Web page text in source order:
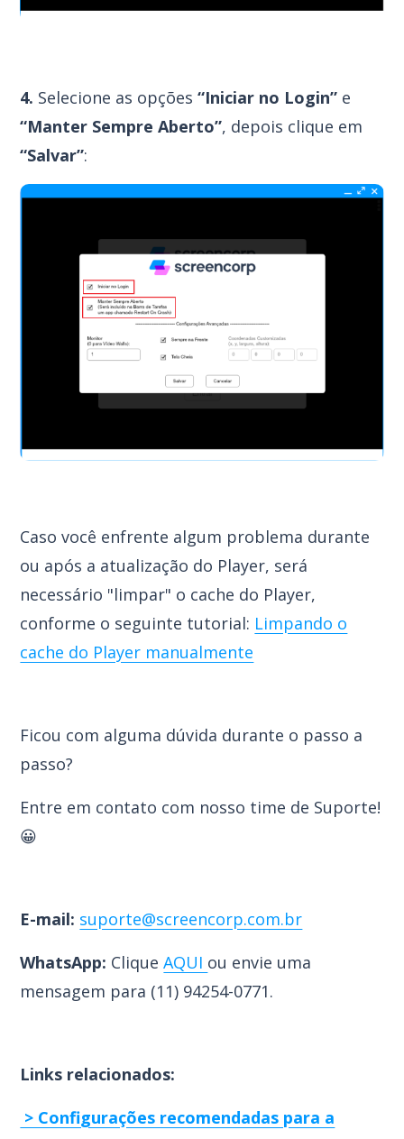
4. Selecione as opções“Iniciar no Login” e
“Manter Sempre Aberto”, depois clique em
“Salvar”:
Caso você enfrente algum problema durante
ou após a atualização do Player, será
necessário "limpar" o cache do Player,
conforme o seguinte tutorial: Limpando o
cache do Player manualmente
Ficou com alguma dúvida durante o passo a
passo?
Entre em contato com nosso time de Suporte!
😀
E-mail: suporte@screencorp.com.br
WhatsApp: CliqueAQUI ou envie uma
mensagem para (11) 94254-0771.
Links relacionados:
> Configurações recomendadas para a